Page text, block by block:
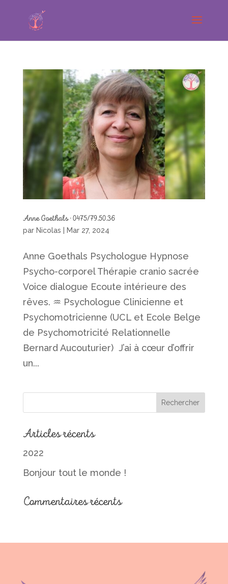
Anne Goethals · 0475/79.50.36
par Nicolas Mar 27, 2024
Anne Goethals Psychologue Hypnose
Psycho-corporel Thérapie cranio sacrée
Voice dialogue Ecoute intérieure des
rêves. ♒︎ Psychologue Clinicienne et
Psychomotricienne (UCL et Ecole Belge
de Psychomotricité Relationnelle
Bernard Aucouturier) J’ai à cœur d’offrir
un...
Articles récents
2022
Bonjour tout le monde !
Commentaires récents